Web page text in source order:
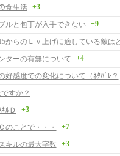
食生活 +3
ルと包丁が入手できない +9
からのＬｖ上げに適している敵は
ターの有無について
+4
好感度での変化について（ﾈﾀﾊﾞﾚ？
すか？
ﾙＤ
+3
のことで・・・ +7
キルの最大字数 +3